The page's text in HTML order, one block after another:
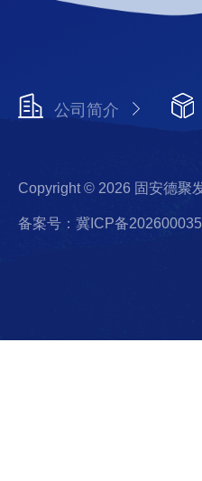
公司简介
Copyright © 2026 固安德聚
备案号：冀ICP备